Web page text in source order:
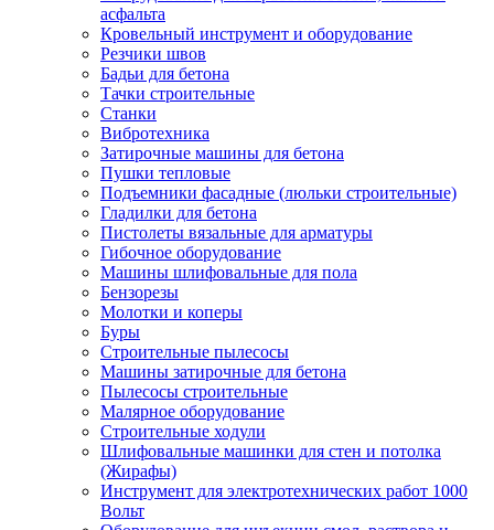
асфальта
Кровельный инструмент и оборудование
Резчики швов
Бадьи для бетона
Тачки строительные
Станки
Вибротехника
Затирочные машины для бетона
Пушки тепловые
Подъемники фасадные (люльки строительные)
Гладилки для бетона
Пистолеты вязальные для арматуры
Гибочное оборудование
Машины шлифовальные для пола
Бензорезы
Молотки и коперы
Буры
Строительные пылесосы
Машины затирочные для бетона
Пылесосы строительные
Малярное оборудование
Строительные ходули
Шлифовальные машинки для стен и потолка
(Жирафы)
Инструмент для электротехнических работ 1000
Вольт